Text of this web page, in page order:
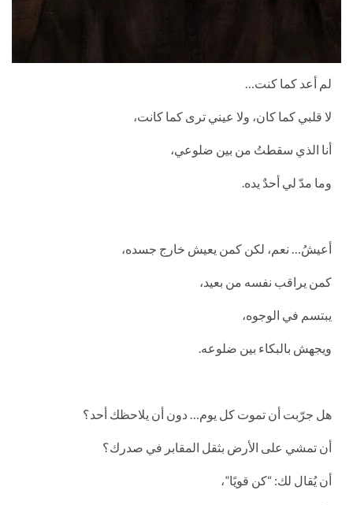
لم أعد كما كنت…
لا قلبي كما كان، ولا عيني ترى كما كانت،
أنا الذي سقطتُ من بين ضلوعي،
وما مدّ لي أحدٌ يده.
أعيشُ… نعم، لكن كمن يعيش خارج جسده،
كمن يراقب نفسه من بعيد،
يبتسم في الوجوه،
ويجهش بالبكاء بين ضلوعه.
هل جرّبت أن تموت كل يوم… دون أن يلاحظك أحد؟
أن تمشي على الأرض بثقل المقابر في صدرك؟
أن يُقال لك: “كن قويًا”،